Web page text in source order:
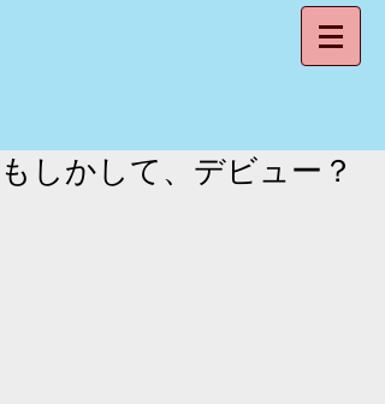
もしかして、デビュー？